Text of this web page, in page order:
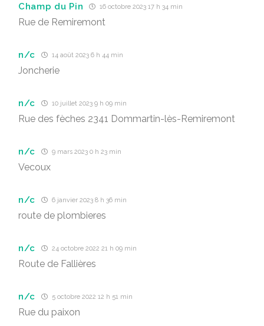
Champ du Pin 16 octobre 2023 17 h 34 min
Rue de Remiremont
n/c 14 août 2023 6 h 44 min
Joncherie
n/c 10 juillet 2023 9 h 09 min
Rue des fèches 2341 Dommartin-lès-Remiremont
n/c 9 mars 2023 0 h 23 min
Vecoux
n/c 6 janvier 2023 8 h 36 min
route de plombieres
n/c 24 octobre 2022 21 h 09 min
Route de Fallières
n/c 5 octobre 2022 12 h 51 min
Rue du paixon